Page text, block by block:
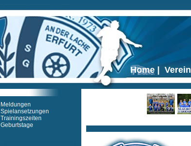
Home Verein
Meldungen
Spielansetzungen
Trainingszeiten
Geburtstage